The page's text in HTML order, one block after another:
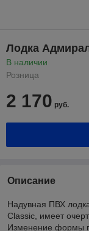
Лодка
В наличии
Розница
2 170 руб.
Описание
Надувная ПВХ
Classic, имеет
Изменение формы